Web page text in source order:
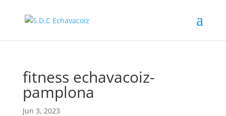
fitness echavacoiz-
pamplona
Jun 3, 2023